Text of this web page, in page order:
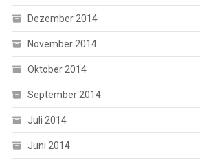
Dezember 2014
November 2014
Oktober 2014
September 2014
Juli 2014
Juni 2014